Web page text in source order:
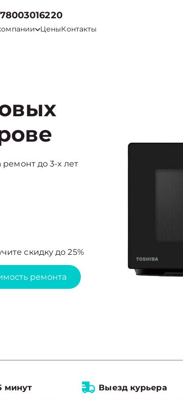
ЦеныКонтакты
до 3-х лет
скидку до 25%
ремонта
минут
Выезд курьера